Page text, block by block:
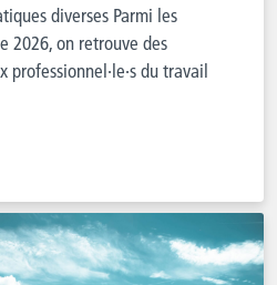
diverses Parmi les
2026, on retrouve des
professionnel·le·s du travail